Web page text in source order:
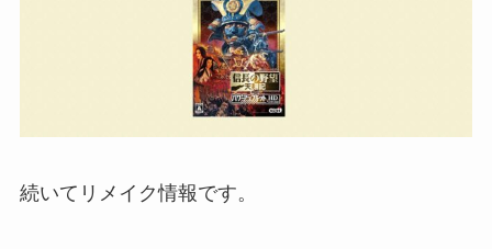
続いてリメイク情報です。